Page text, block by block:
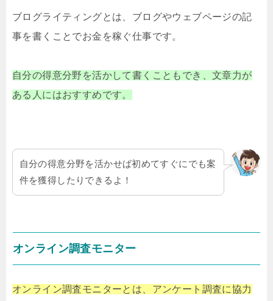
ブログライティングとは、ブログやウェブページの記
事を書くことでお金を稼ぐ仕事です。
自分の得意分野を活かして書くこともでき、文章力が
ある人にはおすすめです。
自分の得意分野を活かせば初めてすぐにでも案
件を獲得したりできるよ！
オンライン調査モニター
オンライン調査モニターとは、アンケート調査に協力